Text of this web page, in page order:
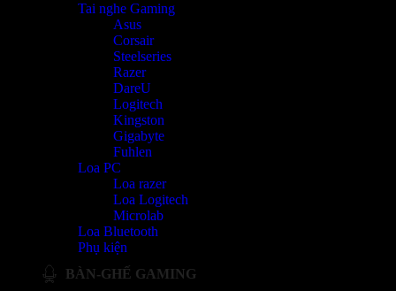
Tai nghe Gaming
Asus
Corsair
Steelseries
Razer
DareU
Logitech
Kingston
Gigabyte
Fuhlen
Loa PC
Loa razer
Loa Logitech
Microlab
Loa Bluetooth
Phụ kiện
BÀN-GHẾ GAMING